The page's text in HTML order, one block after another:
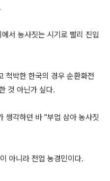
서 농사짓는 시기로 빨리 진입
척박한 한국의 경우 순환화전
것 아닌가 싶다.
생각하던 바 "부업 삼아 농사짓
아니라 전업 농경민이다.